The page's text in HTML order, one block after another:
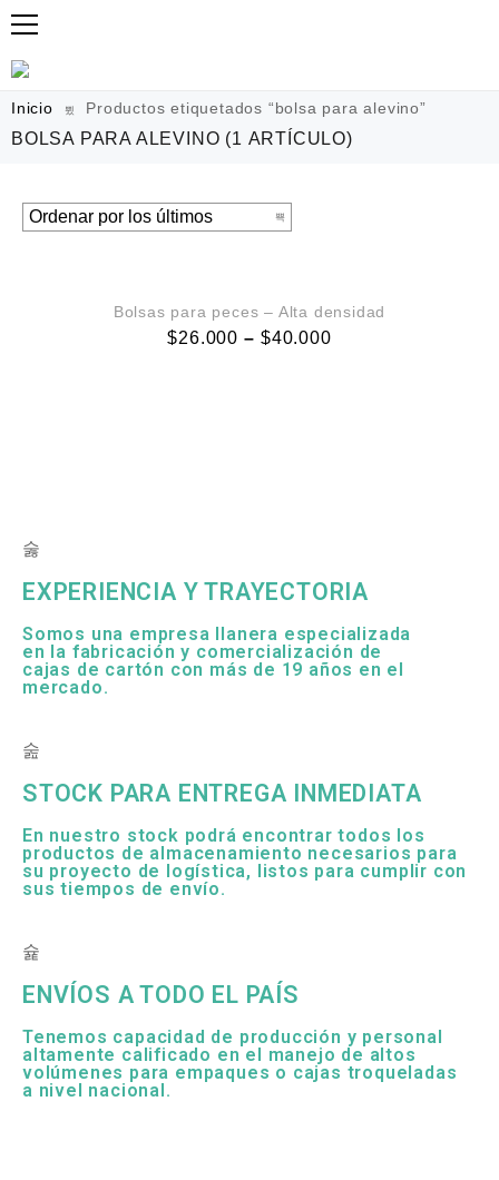
Inicio Productos etiquetados “bolsa para alevino”
BOLSA PARA ALEVINO (1 ARTÍCULO)
Bolsas para peces – Alta densidad
$26.000 – $40.000
EXPERIENCIA Y TRAYECTORIA
Somos una empresa llanera especializada
en la fabricación y comercialización de
cajas de cartón con más de 19 años en el
mercado.
STOCK PARA ENTREGA INMEDIATA
En nuestro stock podrá encontrar todos los
productos de almacenamiento necesarios para
su proyecto de logística, listos para cumplir con
sus tiempos de envío.
ENVÍOS A TODO EL PAÍS
Tenemos capacidad de producción y personal
altamente calificado en el manejo de altos
volúmenes para empaques o cajas troqueladas
a nivel nacional.